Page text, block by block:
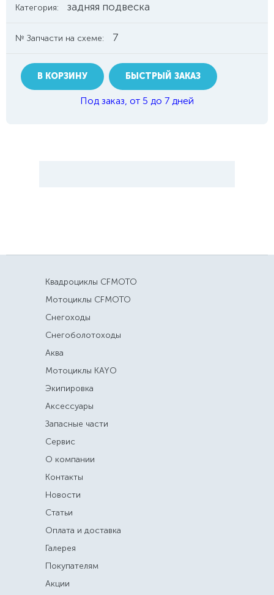
Категория: задняя подвеска
№ Запчасти на схеме: 7
В КОРЗИНУ БЫСТРЫЙ ЗАКАЗ
Под заказ, от 5 до 7 дней
Квадроциклы CFMOTO
Мотоциклы CFMOTO
Снегоходы
Снегоболотоходы
Аква
Мотоциклы KAYO
Экипировка
Аксессуары
Запасные части
Сервис
О компании
Контакты
Новости
Статьи
Оплата и доставка
Галерея
Покупателям
Акции